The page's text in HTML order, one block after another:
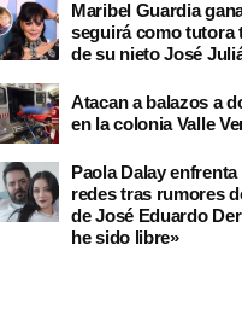
Maribel Guardia
seguirá como tutora
de su nieto José
Atacan a balazos a
en la colonia Valle
Paola Dalay
redes tras rumores
de José Eduardo
he sido libre»